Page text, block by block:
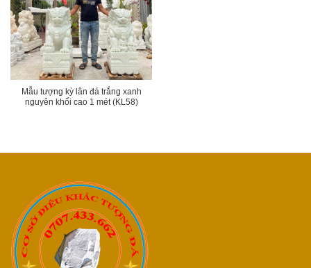
Mẫu tượng kỳ lân đá trắng xanh
nguyên khối cao 1 mét (KL58)